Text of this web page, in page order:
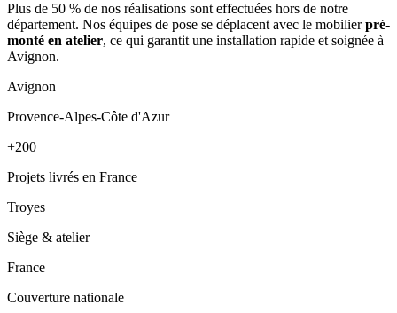
Plus de 50 % de nos réalisations sont effectuées hors de notre
département. Nos équipes de pose se déplacent avec le mobilierpré-
monté en atelier, ce qui garantit une installation rapide et soignée à
Avignon.
Avignon
Provence-Alpes-Côte d'Azur
+200
Projets livrés en France
Troyes
Siège & atelier
France
Couverture nationale